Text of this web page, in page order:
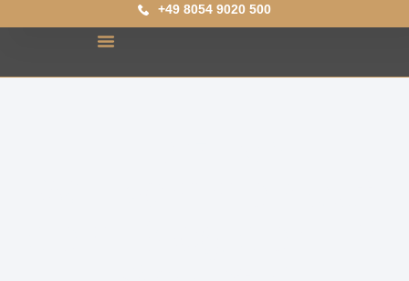
+49 8054 9020 500